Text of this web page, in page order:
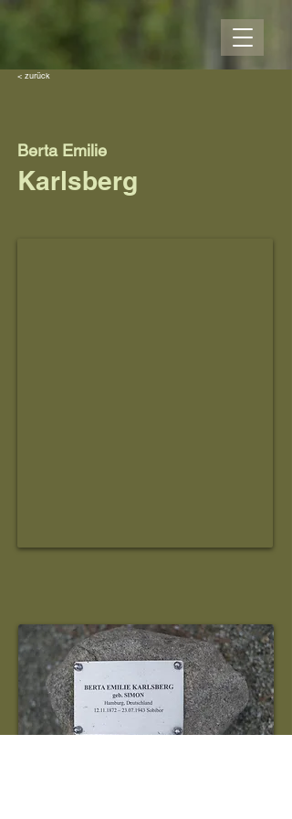
< zurück
Berta Emilie
Karlsberg